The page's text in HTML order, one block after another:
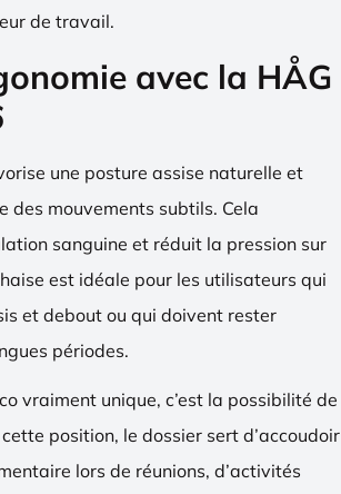
de travail.
avec la HÅG
une posture assise naturelle et
des mouvements subtils. Cela
sanguine et réduit la pression sur
est idéale pour les utilisateurs qui
et debout ou qui doivent rester
périodes.
vraiment unique, c’est la possibilité de
cette position, le dossier sert d’accoudoir
lors de réunions, d’activités